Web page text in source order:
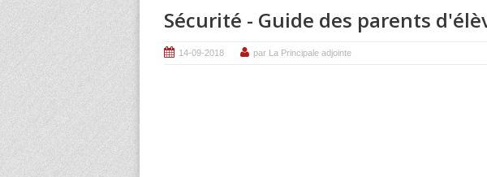
Sécurité - Guide des parents
14-09-2018 par La Principale adjointe